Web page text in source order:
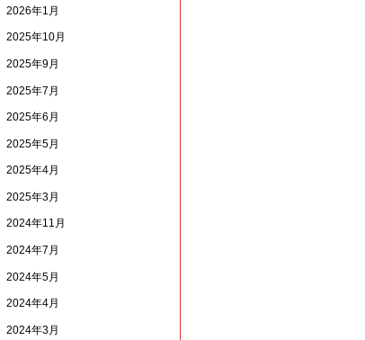
2026年1月
2025年10月
2025年9月
2025年7月
2025年6月
2025年5月
2025年4月
2025年3月
2024年11月
2024年7月
2024年5月
2024年4月
2024年3月